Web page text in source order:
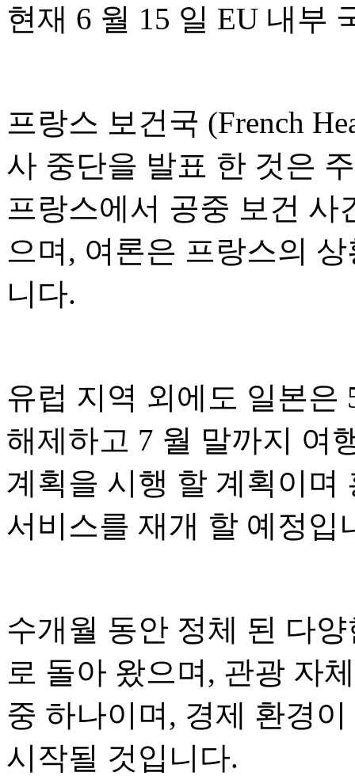
현재 6 월 15 일 EU 내부
프랑스 보건국 (French
사 중단을 발표 한 것은
프랑스에서 공중 보건
으며, 여론은 프랑스의
니다.
유럽 지역 외에도 일본은
해제하고 7 월 말까지 여
계획을 시행 할 계획이며
서비스를 재개 할 예정입
수개월 동안 정체 된 다
로 돌아 왔으며, 관광 자
중 하나이며, 경제 환경
시작될 것입니다.